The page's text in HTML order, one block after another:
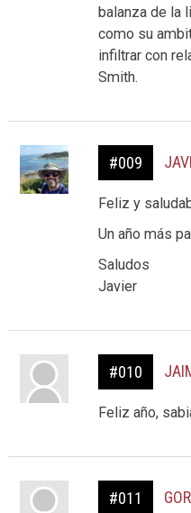
balanza de la
como su
infiltrar con
Smith.
#009
Feliz y
Un año más
Saludos
Javier
#010
Feliz año,
#011